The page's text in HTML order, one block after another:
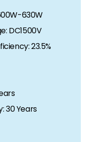
630W
DC1500V
23.5%
30 Years